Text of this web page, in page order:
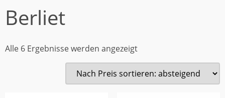
Berliet
Alle 6 Ergebnisse werden angezeigt